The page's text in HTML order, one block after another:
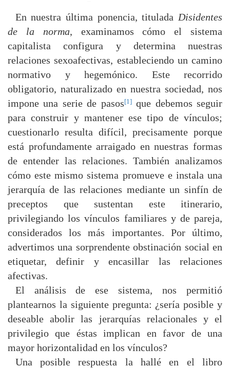
En nuestra última ponencia, titulada Disidentes
de la norma, examinamos cómo el sistema
capitalista configura y determina nuestras
relaciones sexoafectivas, estableciendo un camino
normativo y hegemónico. Este recorrido
obligatorio, naturalizado en nuestra sociedad, nos
impone una serie de pasos[1]que debemos seguir
para construir y mantener ese tipo de vínculos;
cuestionarlo resulta difícil, precisamente porque
está profundamente arraigado en nuestras formas
de entender las relaciones. También analizamos
cómo este mismo sistema promueve e instala una
jerarquía de las relaciones mediante un sinfín de
preceptos que sustentan este itinerario,
privilegiando los vínculos familiares y de pareja,
considerados los más importantes. Por último,
advertimos una sorprendente obstinación social en
etiquetar, definir y encasillar las relaciones
afectivas.
El análisis de ese sistema, nos permitió
plantearnos la siguiente pregunta: ¿sería posible y
deseable abolir las jerarquías relacionales y el
privilegio que éstas implican en favor de una
mayor horizontalidad en los vínculos?
Una posible respuesta la hallé en el libro